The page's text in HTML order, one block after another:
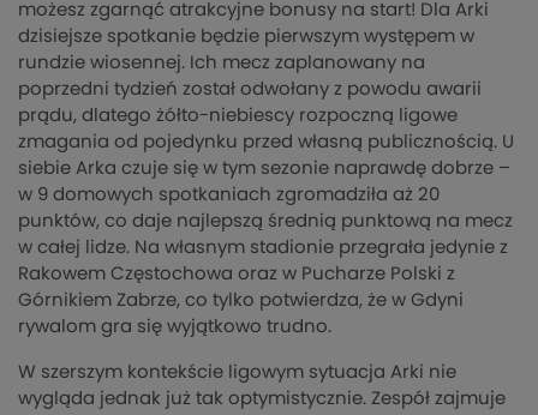
możesz zgarnąć atrakcyjne bonusy na start! Dla Arki
dzisiejsze spotkanie będzie pierwszym występem w
rundzie wiosennej. Ich mecz zaplanowany na
poprzedni tydzień został odwołany z powodu awarii
prądu, dlatego żółto-niebiescy rozpoczną ligowe
zmagania od pojedynku przed własną publicznością. U
siebie Arka czuje się w tym sezonie naprawdę dobrze –
w 9 domowych spotkaniach zgromadziła aż 20
punktów, co daje najlepszą średnią punktową na mecz
w całej lidze. Na własnym stadionie przegrała jedynie z
Rakowem Częstochowa oraz w Pucharze Polski z
Górnikiem Zabrze, co tylko potwierdza, że w Gdyni
rywalom gra się wyjątkowo trudno.
W szerszym kontekście ligowym sytuacja Arki nie
wygląda jednak już tak optymistycznie. Zespół zajmuje